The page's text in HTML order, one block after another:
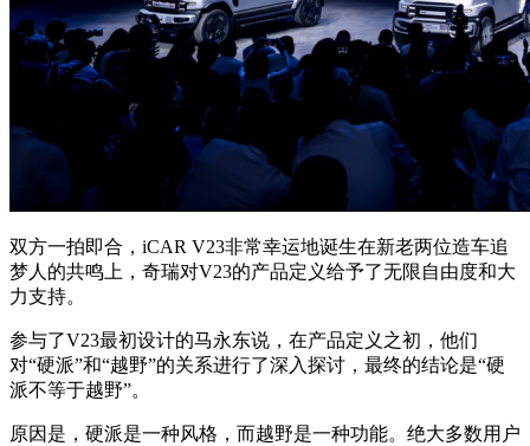
双方一拍即合，iCAR V23非常幸运地诞生在新老两位造车追
梦人的共鸣上，奇瑞对V23的产品定义给予了无限自由度和大
力支持。
参与了V23最初设计的马永东说，在产品定义之初，他们
对“硬派”和“越野”的关系进行了深入探讨，最终的结论是“硬
派不等于越野”。
原因是，硬派是一种风格，而越野是一种功能。绝大多数用户